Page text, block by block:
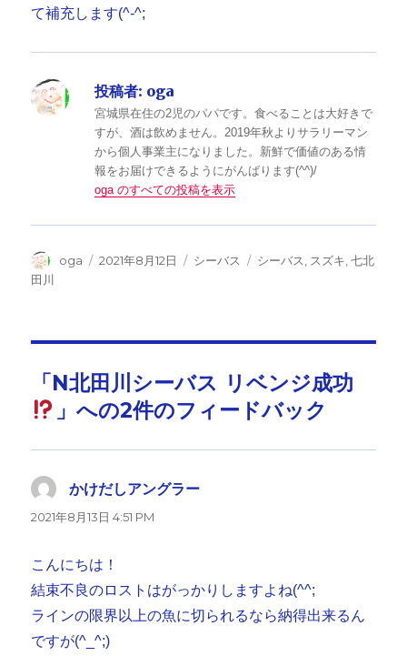
て補充します(^-^;
投稿者: oga
宮城県在住の2児のパパです。食べることは大好きで
すが、酒は飲めません。2019年秋よりサラリーマン
から個人事業主になりました。新鮮で価値のある情
報をお届けできるようにがんばります(^^)/
oga のすべての投稿を表示
投
oga
投
2021年8月12日
カ
シーバス
タ
シーバス スズキ ,七北
田川
「N北田川シーバス リベンジ成功
」への2件のフィードバック
かけだしアングラー
2021年8月13日 4:51 PM
こんにちは！
結束不良のロストはがっかりしますよね(^^;
ラインの限界以上の魚に切られるなら納得出来るん
ですが(^_^;)